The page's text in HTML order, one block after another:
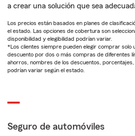
a crear una solución que sea
Los precios están basados en planes de
el estado. Las opciones de cobertura son
disponibilidad y elegibilidad podrían variar.
*Los clientes siempre pueden elegir comprar solo
descuento por dos o más compras de diferentes
ahorros, nombres de los descuentos, porcentajes,
podrían variar según el estado.
Seguro de automóviles